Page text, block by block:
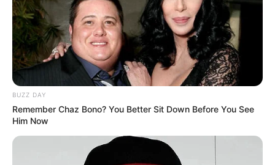
BUZZ DAY
Remember Chaz Bono? You Better Sit Down Before You See
Him Now